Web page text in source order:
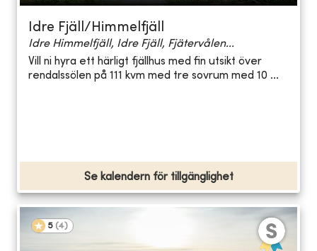
Idre Fjäll/Himmelfjäll
Idre Himmelfjäll, Idre Fjäll, Fjätervålen...
Vill ni hyra ett härligt fjällhus med fin utsikt över
rendalssölen på 111 kvm med tre sovrum med 10 ...
Se kalendern för tillgänglighet
5 (4)